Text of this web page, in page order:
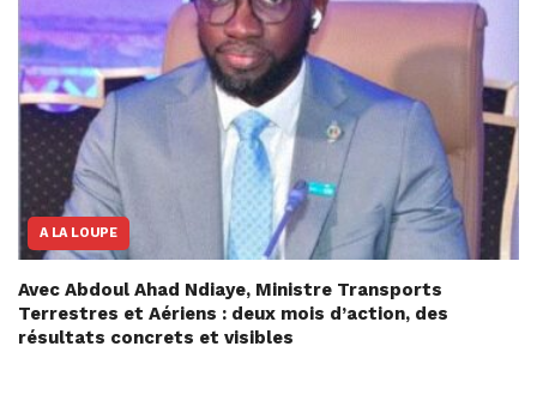
A LA LOUPE
Avec Abdoul Ahad Ndiaye, Ministre Transports
Terrestres et Aériens : deux mois d’action, des
résultats concrets et visibles